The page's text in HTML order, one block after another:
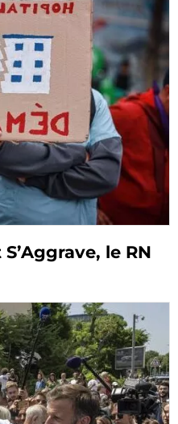
le RN